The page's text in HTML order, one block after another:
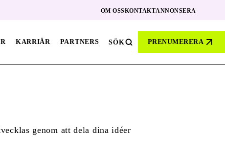
OM OSSKONTAKTANNONSERA
KARRIÄR PARTNERS SÖK PRENUMERERA
genom att dela dina idéer